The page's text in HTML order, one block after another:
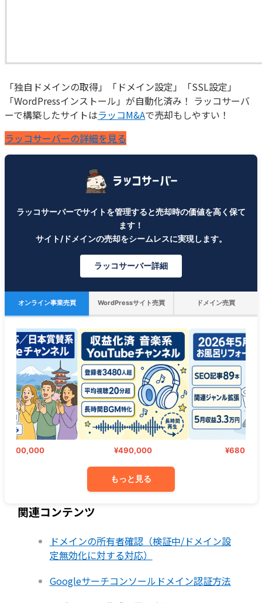
「独自ドメインの取得」「ドメイン設定」「SSL設定」
「WordPressインストール」が自動化済み！ ラッコサーバ
ーで構築したサイトはラッコM&Aで売却もしやすい！
ラッコサーバーの詳細を見る
ラッコサーバーでサイトを管理すると売却時の価値を高く保て
ます！
サイト/ドメインの売却をシームレスに実現します。
ラッコサーバー詳細
オンライン事業売買 WordPressサイト売買 ドメイン売買
¥490,000 ¥680,000
もっと見る
関連コンテンツ
ドメインの所有者確認（検証中/ドメイン設
定無効化に対する対応）
Googleサーチコンソールドメイン認証方法